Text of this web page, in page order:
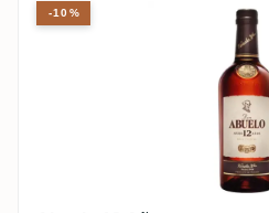
Abuelo 12 Años
-10%